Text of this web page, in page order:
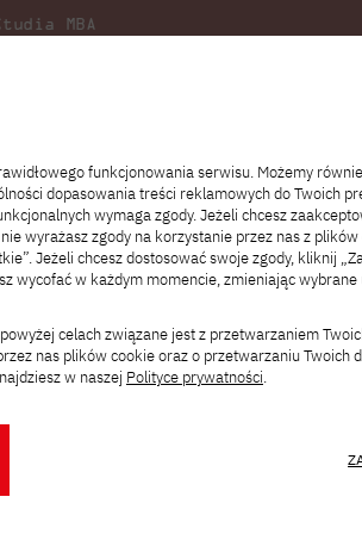
MBA
innej uczelni
Opłaty za studia
Stypendia
PJATK
Wirtualny spacer po uczelni
wydarzeń
teczek SNM Kontakt
I st. PL
Studia stacjonarne I st. EN
II st. PL
Studia stacjonarne II st. EN
I st. PL
Studia niestacjonarne II st. PL
blended
blended
st. PL
* Z wykorzystaniem metod i technik
kształcenia na odległość
Japonią
Erasmus+
Dla studentów
kadry
Staże w Japonii
Wirtualna Polska
pracowników PJATK, jak również dla
funkcjonowania serwisu. Możemy
dopasowania treści reklamowych do Twoich
wymaga zgody. Jeżeli chcesz
wyrażasz zgody na korzystanie przez nas z
Jeżeli chcesz dostosować swoje zgody, kliknij
wycofać w każdym momencie, zmieniając wybrane
celach związane jest z przetwarzaniem
nas plików cookie oraz o przetwarzaniu Twoich
w naszej Polityce prywatności.